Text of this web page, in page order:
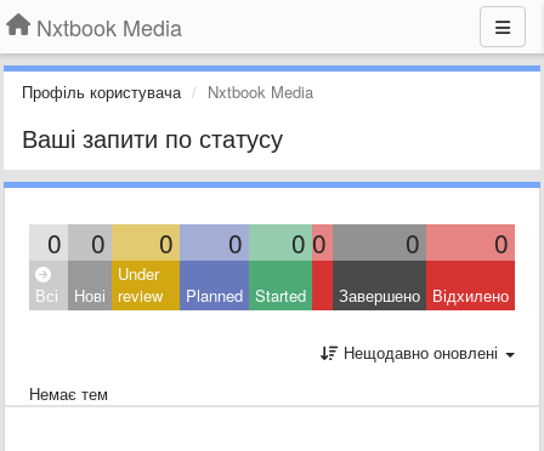
Nxtbook Media
Профіль користувача Nxtbook Media
Ваші запити по статусу
0 0 0 0 0 0 0 0
Всі Нові
Under
review
Planned Started Завершено Відхилено
Нещодавно оновлені
Немає тем